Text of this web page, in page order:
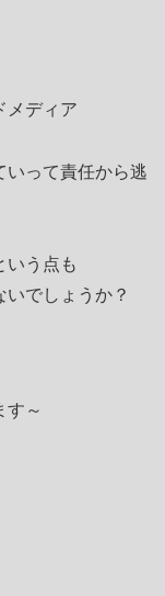
メディア
いって責任から逃
いう点も
でしょうか？
す～